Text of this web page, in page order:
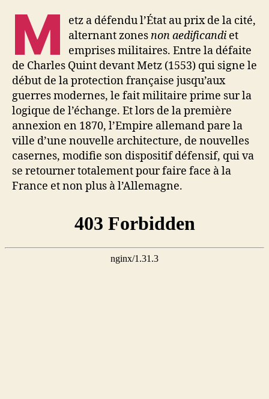
M
etz a défendu l’État au prix de la cité,
alternant zonesnon aedificandi et
emprises militaires. Entre la défaite
de Charles Quint devant Metz (1553) qui signe le
début de la protection française jusqu’aux
guerres modernes, le fait militaire prime sur la
logique de l’échange. Et lors de la première
annexion en 1870, l’Empire allemand pare la
ville d’une nouvelle architecture, de nouvelles
casernes, modifie son dispositif défensif, qui va
se retourner totalement pour faire face à la
France et non plus à l’Allemagne.